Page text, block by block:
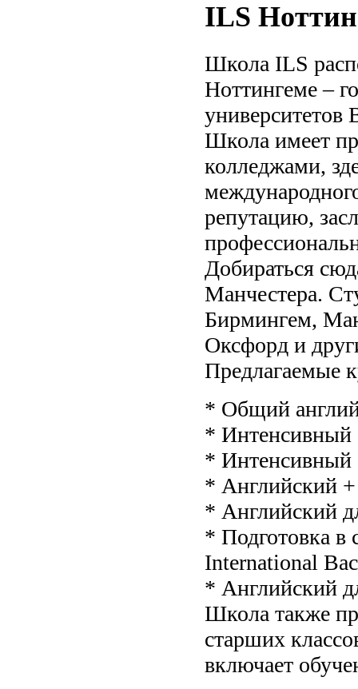
ILS
Школа ILS
Ноттингеме –
университетов
Школа имеет
колледжами,
репутацию,
Добираться
Манчестера.
Бирмингем,
Оксфорд и
Предлагаемые
* Общий
* Интенсивный
* Интенсивный
* Английский +
* Английский
* Подготовка
International
* Английский
Школа также
старших
включает